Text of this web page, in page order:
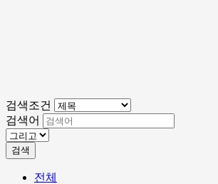
검색조건
검색어
검색
전체